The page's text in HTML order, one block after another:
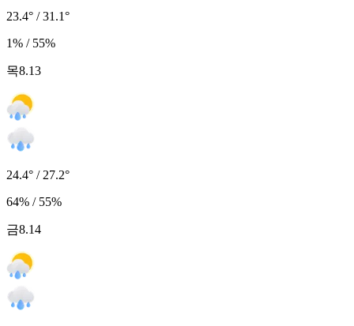
23.4° / 31.1°
1% / 55%
목8.13
24.4° / 27.2°
64% / 55%
금8.14